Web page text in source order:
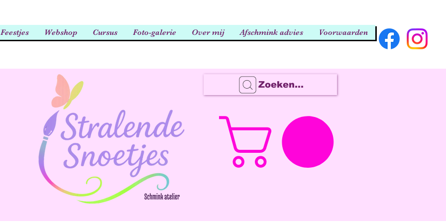
Feestjes Webshop Cursus Foto-galerie Over mij Afschmink advies Voorwaarden
Zoeken...